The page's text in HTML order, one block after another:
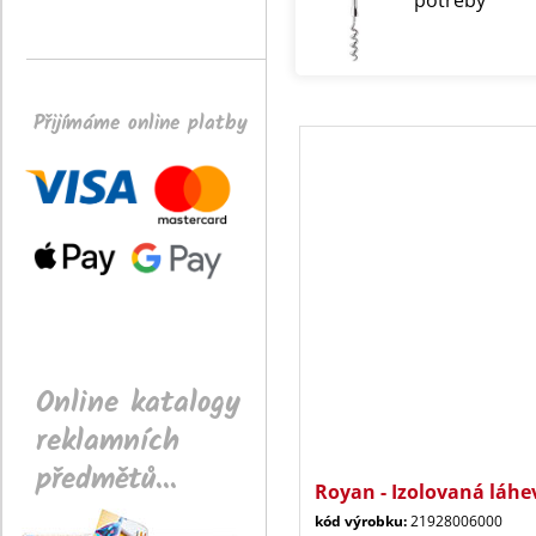
Přijímáme online platby
Online katalogy
reklamních
předmětů...
Royan - Izolovaná
kód výrobku:21928006000